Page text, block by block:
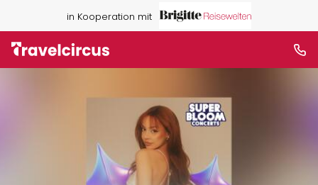
in Kooperation mit